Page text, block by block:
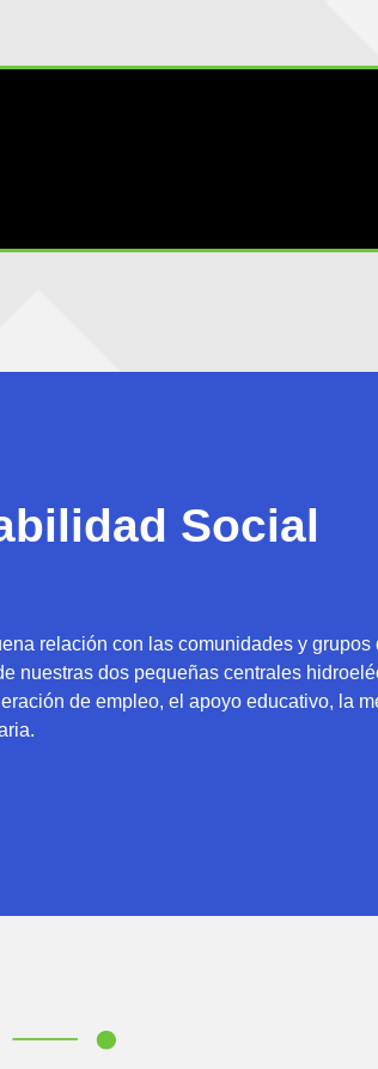
Social
relación con las comunidades y grupos
nuestras dos pequeñas centrales
de empleo, el apoyo educativo, la